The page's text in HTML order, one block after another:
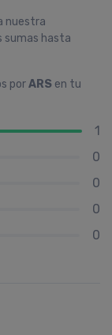
nuestra
sumas hasta
porARS en tu
1
0
0
0
0